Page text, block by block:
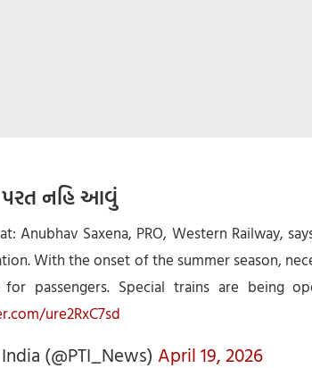
પરત નહિ આવું
Anubhav Saxena, PRO, Western Railway,
With the onset of the summer season,
passengers. Special trains are being
ure2RxC7sd
(@PTI_News) April 19, 2026